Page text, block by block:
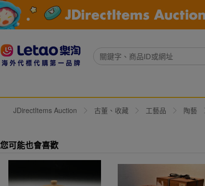
JDirectItems Auction 古董、收藏 工藝品 陶藝
您可能也會喜歡